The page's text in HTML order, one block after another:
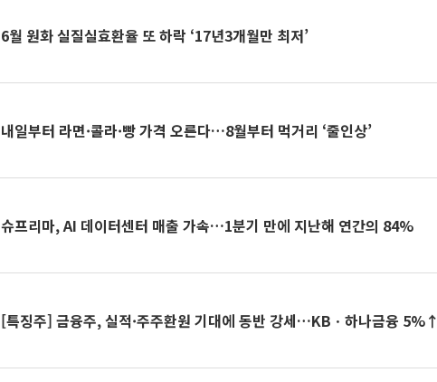
6월 원화 실질실효환율 또 하락 ‘17년3개월만 최저’
내일부터 라면·콜라·빵 가격 오른다…8월부터 먹거리 ‘줄인상’
슈프리마, AI 데이터센터 매출 가속…1분기 만에 지난해 연간의 84%
[특징주] 금융주, 실적·주주환원 기대에 동반 강세…KBㆍ하나금융 5%↑